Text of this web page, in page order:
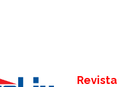
Revista